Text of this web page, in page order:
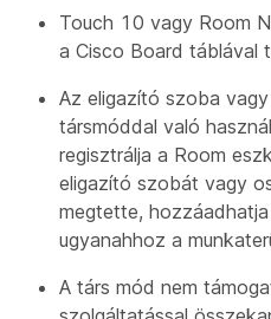
Touch 10 vagy Room
a Cisco Board táblával
Az eligazító szoba
társmóddal való
regisztrálja a Room
eligazító szobát vagy
megtette,
ugyanahhoz a
A társ mód nem